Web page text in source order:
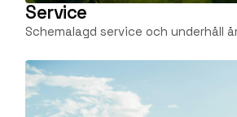
Service
Schemalagd service och underhåll